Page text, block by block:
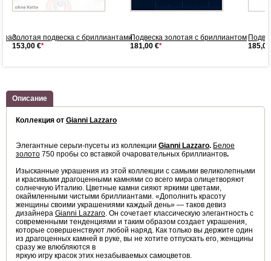
рас...Золотая подвеска с бриллиантами
153,00 €*
Подвеска золотая с бриллиантом
181,00 €*
Описание
Коллекция от Gianni Lazzaro
Элегантные серьги-пусеты из коллекции Gianni Lazzaro. Белое
золото 750 пробы со вставкой очаровательных бриллиантов.
Изысканные украшения из этой коллекции с самыми великолепными
и красивыми драгоценными камнями со всего мира олицетворяют
солнечную Италию. Цветные камни сияют яркими цветами,
окаймленными чистыми бриллиантами. «Дополнить красоту
женщины своими украшениями каждый день» — таков девиз
дизайнера Gianni Lazzaro. Он сочетает классическую элегантность с
современными тенденциями и таким образом создает украшения,
которые совершенствуют любой наряд. Как только вы держите один
из драгоценных камней в руке, вы не хотите отпускать его, женщины
сразу же влюбляются в
яркую игру красок этих незабываемых самоцветов.